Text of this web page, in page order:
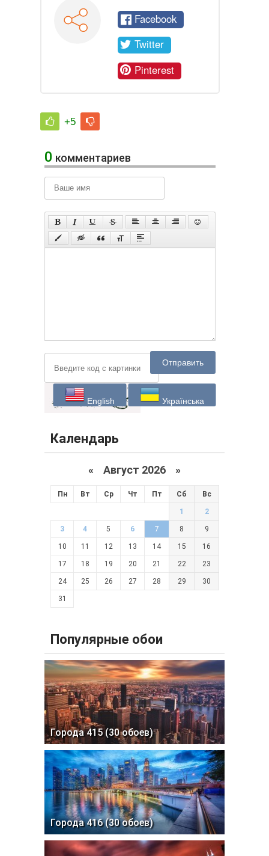
Facebook
Twitter
Pinterest
+5
0 комментариев
Отправить
English Українська
Календарь
« Август 2026 »
Пн Вт Ср Чт Пт Сб Вс
1 2
3 4 5 6 7 8 9
10 11 12 13 14 15 16
17 18 19 20 21 22 23
24 25 26 27 28 29 30
31
Популярные обои
Города 415 (30 обоев)
Города 416 (30 обоев)